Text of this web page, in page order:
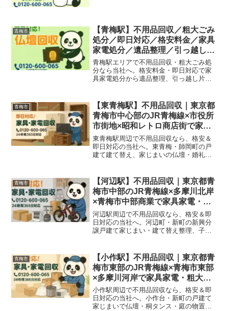
青梅市
【青梅駅】不用品回収／粗大ごみ
処分／即日対応／格安料金／家具
家電処分／遺品整理／引っ越し片
付け
青梅駅エリアで不用品回収・粗大ごみ処
分なら当社へ。格安料金・即日対応で家
具家電処分から遺品整理、引っ越し片付
青梅市
【東青梅駅】不用品回収｜東京都
青梅市中心部のJR青梅線×市役所
市街地×昭和レトロ商店街で家具
家電・店舗什器を即日対応＆格安
処分
東青梅駅周辺で不用品回収なら、格安＆
即日対応の当社へ。東青梅・師岡町の戸
建て建て替え、家じまいの仏壇・婚礼ダ
具・家電・厨房什器・粗大ごみをまるっ
と回収いたします！
青梅市
【河辺駅】不用品回収｜東京都青
梅市中部のJR青梅線×多摩川北岸
×青梅市中部商業で家具家電・粗
大ごみを即日対応＆格安処分
河辺駅周辺で不用品回収なら、格安＆即
日対応の当社へ。河辺町・新町の新興分
譲戸建て家じまい・建て替え整理、子育
会館周辺商店街閉店・JR青梅線沿線事業
所の代替わりで家具・家電・店舗什器・
粗大ごみをまるっと回収いたします！
青梅市
【小作駅】不用品回収｜東京都青
梅市東部のJR青梅線×青梅市東部
×多摩川河岸で家具家電・粗大ご
みを即日対応＆格安処分
小作駅周辺で不用品回収なら、格安＆即
日対応の当社へ。小作台・新町の戸建て
家じまいで仏壇・桐タンス・庭の物置、